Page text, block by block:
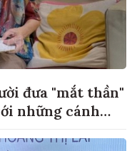
đưa "mắt thần"
những cánh